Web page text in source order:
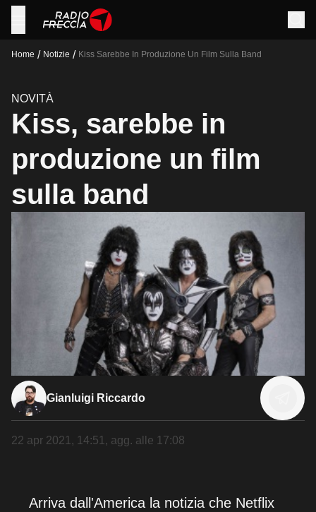
Home / Notizie / Kiss Sarebbe In Produzione Un Film Sulla Band
NOVITÀ
Kiss, sarebbe in
produzione un film
sulla band
Gianluigi Riccardo
22 apr 2021, 14:51 , agg. alle 17:08
Arriva dall'America la notizia che Netflix